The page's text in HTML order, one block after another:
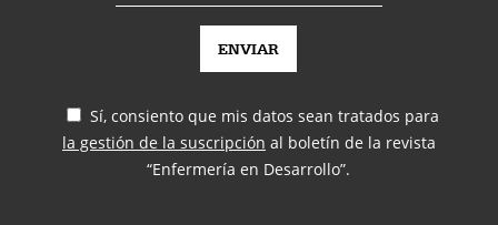
Sí, consiento que mis datos sean tratados para
la gestión de la suscripción al boletín de la revista
“Enfermería en Desarrollo”.